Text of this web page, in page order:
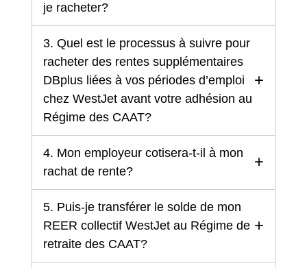
je racheter?
3. Quel est le processus à suivre pour
racheter des rentes supplémentaires
DBplus liées à vos périodes d’emploi
chez WestJet avant votre adhésion au
Régime des CAAT?
4. Mon employeur cotisera-t-il à mon
rachat de rente?
5. Puis-je transférer le solde de mon
REER collectif WestJet au Régime de
retraite des CAAT?